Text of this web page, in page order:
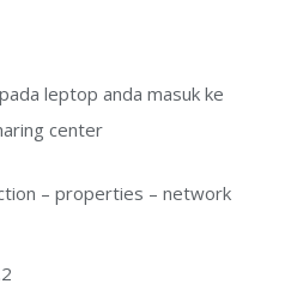
leptop anda masuk ke
center
– properties – network